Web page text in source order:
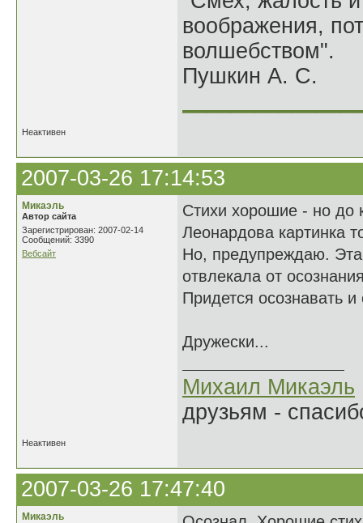
воображения,
волшебством".
Пушкин А. С.
Неактивен
2007-03-26 17:14:53
Микаэль
Автор сайта
Зарегистрирован: 2007-02-14
Сообщений: 3390
Вебсайт
Стихи хорошие - но до
Леонардова картинка
Но, предупреждаю. Эта
отвлекала от
Придется осознавать и
Дружески...
Михаил Микаэль
друзьям -
Неактивен
2007-03-26 17:47:40
Микаэль